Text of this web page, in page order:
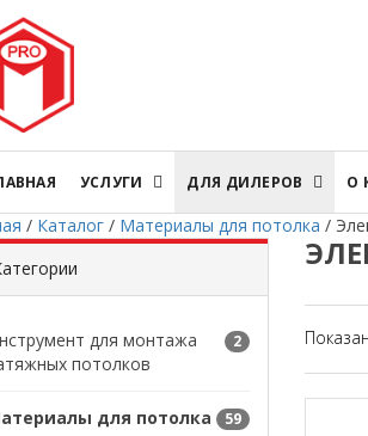
УСЛУГИ ДЛЯ ДИЛЕРОВ О
/ Каталог / Материалы для потолка /
для монтажа
потолков
2
для потолка
59